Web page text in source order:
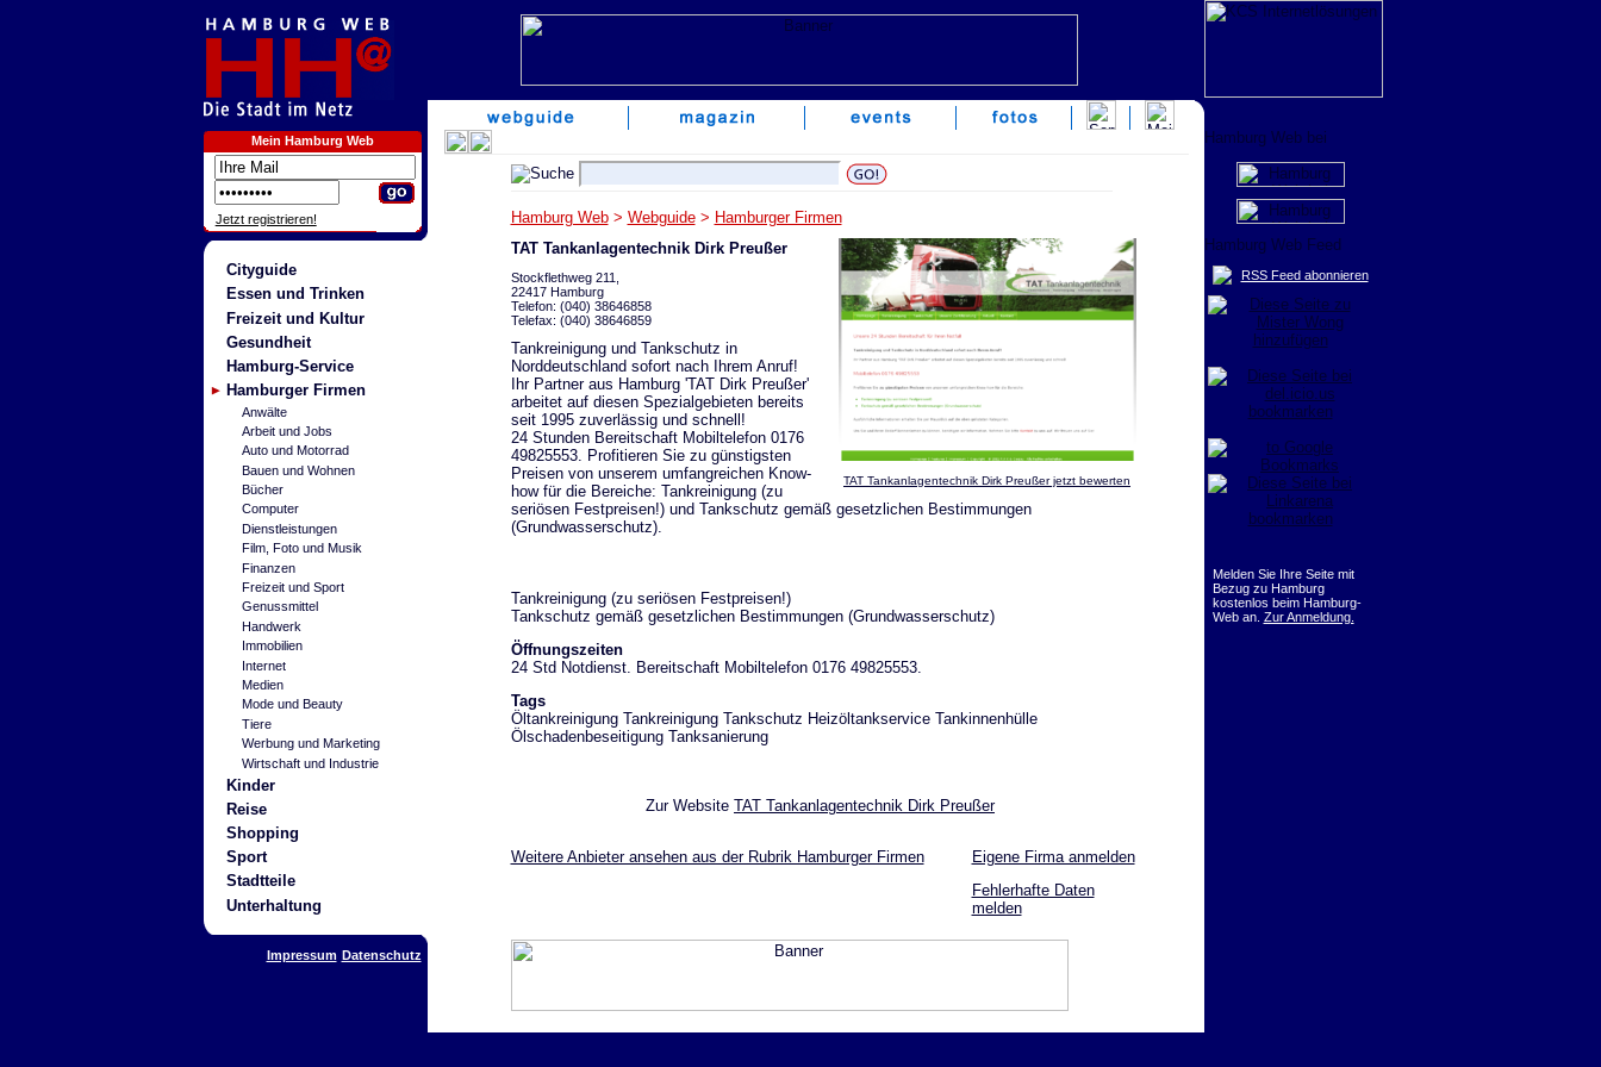
Mein Hamburg Web
Jetzt registrieren!
Cityguide
Essen und Trinken
Freizeit und Kultur
Gesundheit
Hamburg-Service
Hamburger Firmen
Anwälte
Arbeit und Jobs
Auto und Motorrad
Bauen und Wohnen
Bücher
Computer
Dienstleistungen
Film, Foto und Musik
Finanzen
Freizeit und Sport
Genussmittel
Handwerk
Immobilien
Internet
Medien
Mode und Beauty
Tiere
Werbung und Marketing
Wirtschaft und Industrie
Kinder
Reise
Shopping
Sport
Stadtteile
Unterhaltung
Impressum Datenschutz
Hamburg Web> Webguide> Hamburger Firmen
TAT Tankanlagentechnik Dirk Preußer jetzt bewerten
TAT Tankanlagentechnik Dirk Preußer
Stockflethweg 211,
22417 Hamburg
Telefon: (040) 38646858
Telefax: (040) 38646859
Tankreinigung und Tankschutz in
Norddeutschland sofort nach Ihrem Anruf!
Ihr Partner aus Hamburg 'TAT Dirk Preußer'
arbeitet auf diesen Spezialgebieten bereits
seit 1995 zuverlässig und schnell!
24 Stunden Bereitschaft Mobiltelefon 0176
49825553. Profitieren Sie zu günstigsten
Preisen von unserem umfangreichen Know-
how für die Bereiche: Tankreinigung (zu
seriösen Festpreisen!) und Tankschutz gemäß gesetzlichen Bestimmungen
(Grundwasserschutz).
Tankreinigung (zu seriösen Festpreisen!)
Tankschutz gemäß gesetzlichen Bestimmungen (Grundwasserschutz)
Öffnungszeiten
24 Std Notdienst. Bereitschaft Mobiltelefon 0176 49825553.
Tags
Öltankreinigung Tankreinigung Tankschutz Heizöltankservice Tankinnenhülle
Ölschadenbeseitigung Tanksanierung
Zur Website TAT Tankanlagentechnik Dirk Preußer
Weitere Anbieter ansehen aus der Rubrik Hamburger Firmen
Eigene Firma anmelden
Fehlerhafte Daten
melden
RSS Feed abonnieren
Melden Sie Ihre Seite mit
Bezug zu Hamburg
kostenlos beim Hamburg-
Web an. Zur Anmeldung.